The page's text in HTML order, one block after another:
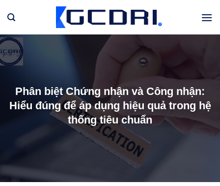
qua
dung
Phân biệt Chứng nhận và Công nhận:
Hiểu đúng để áp dụng hiệu quả trong hệ
thống tiêu chuẩn